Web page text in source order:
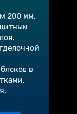
200 мм,
в